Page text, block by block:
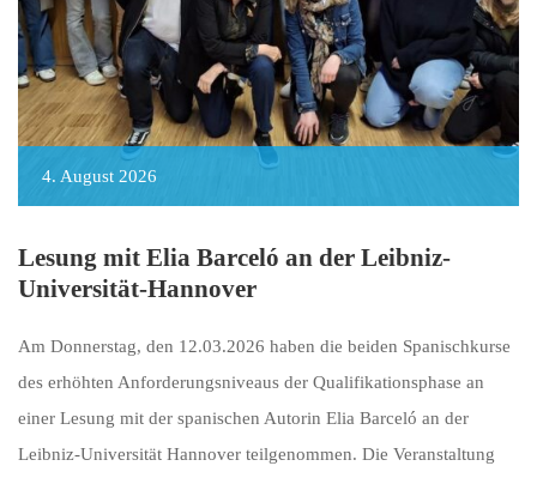
4. August 2026
Lesung mit Elia Barceló an der Leibniz-
Universität-Hannover
Am Donnerstag, den 12.03.2026 haben die beiden Spanischkurse
des erhöhten Anforderungsniveaus der Qualifikationsphase an
einer Lesung mit der spanischen Autorin Elia Barceló an der
Leibniz-Universität Hannover teilgenommen. Die Veranstaltung